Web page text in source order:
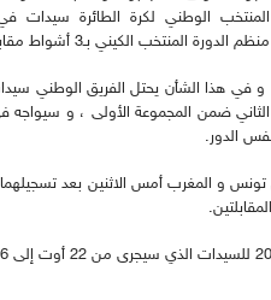
المنتخب الوطني لكرة الطائرة سيدات في
منظم الدورة المنتخب الكيني بـ3 أشواط مقابل 0 .
و في هذا الشأن يحتل الفريق الوطني سيدات
الثاني ضمن المجموعة الأولى ، و سيواجه
الدور.
و المغرب أمس الاثنين بعد تسجيلهما